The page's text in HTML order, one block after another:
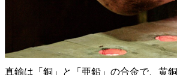
真鍮は「銅」と「亜鉛」の合金で、黄